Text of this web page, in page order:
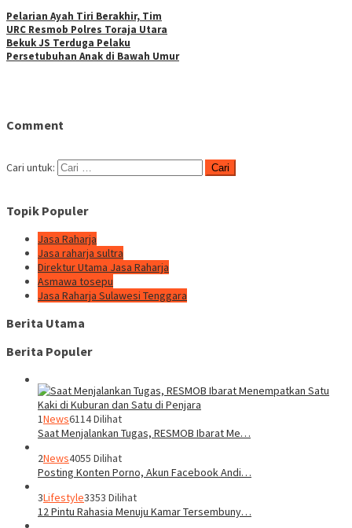
Pelarian Ayah Tiri Berakhir, Tim
URC Resmob Polres Toraja Utara
Bekuk JS Terduga Pelaku
Persetubuhan Anak di Bawah Umur
Comment
Cari untuk:
Topik Populer
Jasa Raharja
Jasa raharja sultra
Direktur Utama Jasa Raharja
Asmawa tosepu
Jasa Raharja Sulawesi Tenggara
Berita Utama
Berita Populer
1News6114 Dilihat
Saat Menjalankan Tugas, RESMOB Ibarat Me…
2News4055 Dilihat
Posting Konten Porno, Akun Facebook Andi…
3Lifestyle3353 Dilihat
12 Pintu Rahasia Menuju Kamar Tersembuny…